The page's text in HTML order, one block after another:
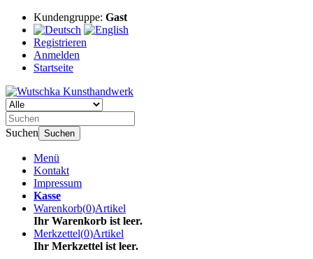
Kundengruppe: Gast
Registrieren
Anmelden
Startseite
Suchen Suchen
Menü
Kontakt
Impressum
Kasse
Warenkorb(0)Artikel
Ihr Warenkorb ist leer.
Merkzettel(0)Artikel
Ihr Merkzettel ist leer.